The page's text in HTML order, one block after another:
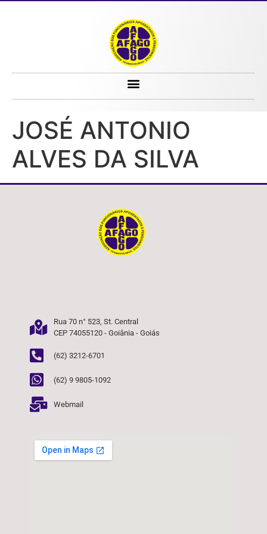
JOSÉ ANTONIO
ALVES DA SILVA
Rua 70 n° 523, St. Central
CEP 74055120 - Goiânia - Goiás
(62) 3212-6701
(62) 9 9805-1092
Webmail